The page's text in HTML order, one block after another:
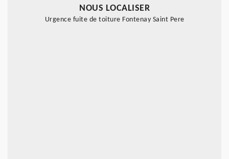
NOUS LOCALISER
Urgence fuite de toiture Fontenay Saint Pere